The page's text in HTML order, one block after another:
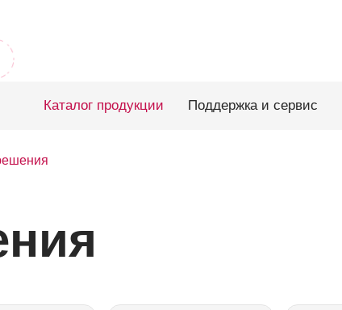
Каталог продукции Поддержка и сервис